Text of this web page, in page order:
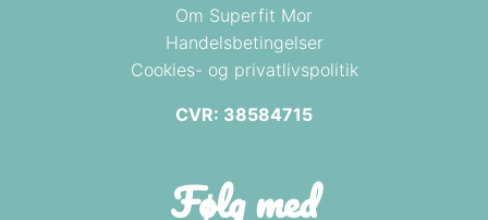
Om Superfit Mor
Handelsbetingelser
Cookies- og privatlivspolitik
CVR: 38584715
Følg med